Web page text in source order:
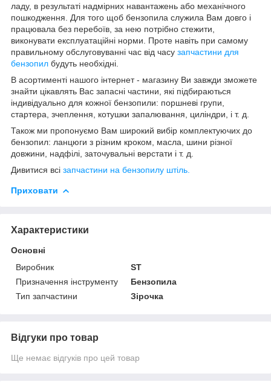
ладу, в результаті надмірних навантажень або механічного
пошкодження. Для того щоб бензопила служила Вам довго і
працювала без перебоїв, за нею потрібно стежити,
виконувати експлуатаційні норми. Проте навіть при самому
правильному обслуговуванні час від часу запчастини для
бензопил будуть необхідні.
В асортименті нашого інтернет - магазину Ви завжди зможете
знайти цікавлять Вас запасні частини, які підбираються
індивідуально для кожної бензопили: поршневі групи,
стартера, зчеплення, котушки запалювання, циліндри, і т. д.
Також ми пропонуємо Вам широкий вибір комплектуючих до
бензопил: ланцюги з різним кроком, масла, шини різної
довжини, надфілі, заточувальні верстати і т. д.
Дивитися всі запчастини на бензопилу штіль.
Приховати
Характеристики
Основні
Виробник
ST
Призначення інструменту
Бензопила
Тип запчастини
Зірочка
Відгуки про товар
Ще немає відгуків про цей товар